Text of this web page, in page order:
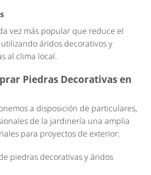
vez más popular que reduce el
áridos decorativos y
al clima local.
Piedras Decorativas en
a disposición de particulares,
de la jardinería una amplia
para proyectos de exterior:
piedras decorativas y áridos